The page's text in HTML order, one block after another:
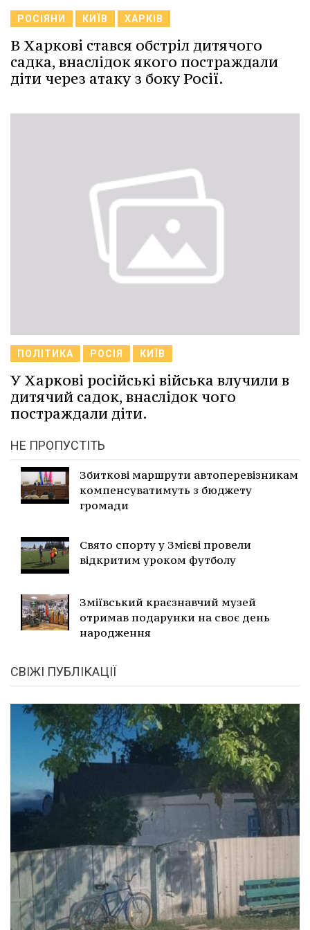
РОСІЯНИ КИЇВ ХАРКІВ
В Харкові стався обстріл дитячого
садка, внаслідок якого постраждали
діти через атаку з боку Росії.
ПОЛІТИКА РОСІЯ КИЇВ
У Харкові російські війська влучили в
дитячий садок, внаслідок чого
постраждали діти.
НЕ ПРОПУСТІТЬ
Збиткові маршрути автоперевізникам
компенсуватимуть з бюджету
громади
Свято спорту у Змієві провели
відкритим уроком футболу
Зміївський краєзнавчий музей
отримав подарунки на своє день
народження
СВІЖІ ПУБЛІКАЦІЇ